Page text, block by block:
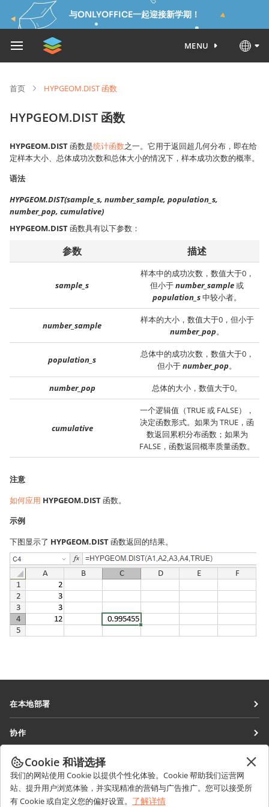
与ONLYOFFICE一起迎接新学期！
MENU
首页 HYPGEOM.DIST 函数
HYPGEOM.DIST 函数
HYPGEOM.DIST函数是统计函数之一。它用于返回超几何分布，即在给
定样本大小、总体成功次数和总体大小的情况下，样本成功次数的概率。
语法
HYPGEOM.DIST(sample_s, number_sample, population_s,
number_pop, cumulative)
HYPGEOM.DIST函数具有以下参数：
参数 描述
sample_s
样本中的成功次数，数值大于0，
但小于number_sample或
population_s中较小者。
number_sample
样本的大小，数值大于0，但小于
number_pop。
population_s
总体中的成功次数，数值大于0，
但小于number_pop。
number_pop 总体的大小，数值大于0。
cumulative
一个逻辑值（TRUE 或 FALSE），
决定函数形式。如果为 TRUE，函
数返回累积分布函数；如果为
FALSE，函数返回概率质量函数。
注意
如何应用 HYPGEOM.DIST函数。
示例
下图显示了 HYPGEOM.DIST函数返回的结果。
在本地部署
协作空间
工作区
连接器
桌面应用程序
协作
针对翻译人员
针对博主
获取最新资讯
博客
获取帮助
Cookie 和谐选择
我们的网站使用 Cookie 以提供个性化体验。Cookie 帮助我们运营网
站、提升用户浏览体验，并实现精准的营销与广告推广。您可以接受所
有 Cookie 或自定义您的偏好设置。 了解详情